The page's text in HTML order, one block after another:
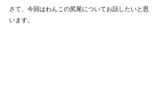
さて、今回はわんこの尻尾についてお話したいと思
います。